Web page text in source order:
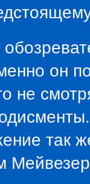
он
не
так